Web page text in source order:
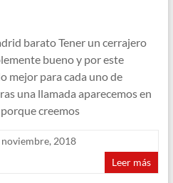
barato Tener un cerrajero
bueno y por este
mejor para cada uno de
una llamada aparecemos en
creemos
2018
Leer más